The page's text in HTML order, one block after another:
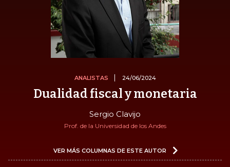
ANALISTAS 24/06/2024
Dualidad fiscal y monetaria
Sergio Clavijo
Prof. de la Universidad de los Andes
VER MÁS COLUMNAS DE ESTE AUTOR